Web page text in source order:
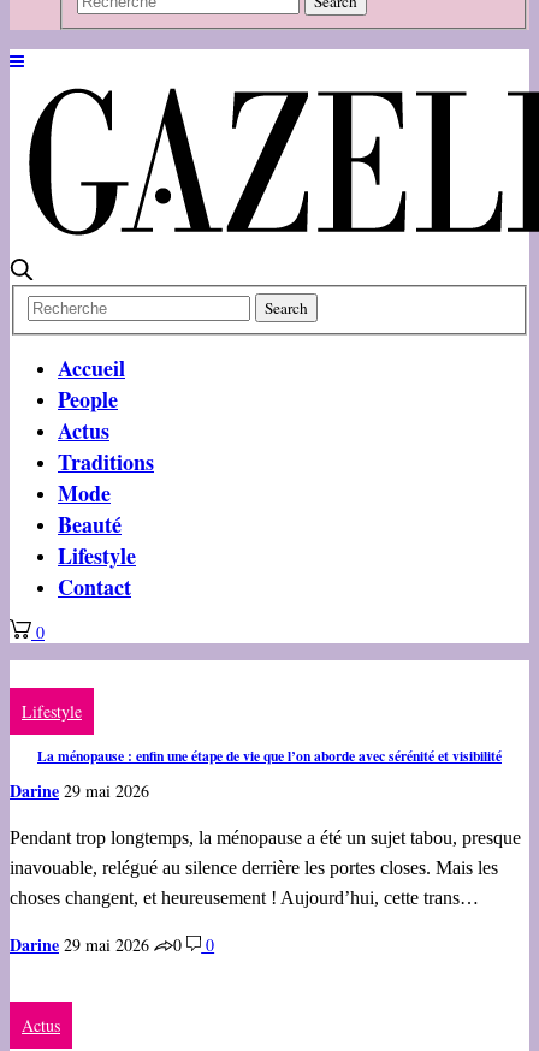
Accueil
People
Actus
Traditions
Mode
Beauté
Lifestyle
Contact
0
Lifestyle
La ménopause : enfin une étape de vie que l’on aborde avec sérénité et visibilité
Darine 29 mai 2026
Pendant trop longtemps, la ménopause a été un sujet tabou, presque
inavouable, relégué au silence derrière les portes closes. Mais les
choses changent, et heureusement ! Aujourd’hui, cette trans…
Darine 29 mai 2026 0 0
Actus